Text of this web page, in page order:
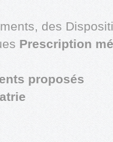
des
Prescription
proposés